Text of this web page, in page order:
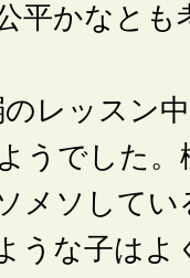
平かなとも
レッスン
うでした。
メソして
うな子はよ